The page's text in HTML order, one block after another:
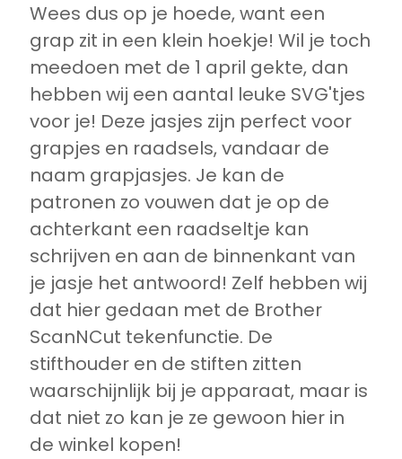
Wees dus op je hoede, want een
grap zit in een klein hoekje! Wil je toch
meedoen met de 1 april gekte, dan
hebben wij een aantal leuke SVG'tjes
voor je! Deze jasjes zijn perfect voor
grapjes en raadsels, vandaar de
naam grapjasjes. Je kan de
patronen zo vouwen dat je op de
achterkant een raadseltje kan
schrijven en aan de binnenkant van
je jasje het antwoord! Zelf hebben wij
dat hier gedaan met de Brother
ScanNCut tekenfunctie. De
stifthouder en de stiften zitten
waarschijnlijk bij je apparaat, maar is
dat niet zo kan je ze gewoon hier in
de winkel kopen!